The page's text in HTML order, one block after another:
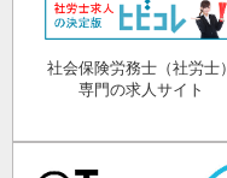
社会保険労務士（社労士）
専門の求人サイト